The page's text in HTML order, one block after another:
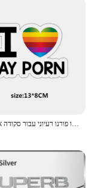
רכב מדבקות אני אהבת הומו פורנו רעיוני עבור סקודה אוקטביה 2 A7 A5 A4 Vrs פאביה 2 1 ראפיד Yeti מעולה 3 פלישיה Citigo